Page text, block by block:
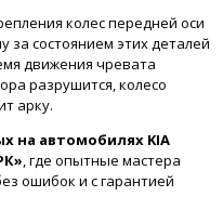
колес передней оси
за состоянием этих деталей
движения чревата
разрушится, колесо
арку.
на автомобилях KIA
, где опытные мастера
ошибок и с гарантией